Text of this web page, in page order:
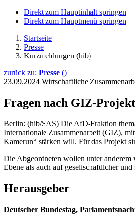
Direkt zum Hauptinhalt springen
Direkt zum Hauptmenü springen
Startseite
Presse
Kurzmeldungen (hib)
zurück zu: Presse ()
23.09.2024 Wirtschaftliche
Fragen nach GIZ-
Berlin: (hib/SAS) Die AfD-Fraktion
Internationale Zusammenarbeit (GIZ),
Kamerun“ stärken will. Für das Projekt
Die Abgeordneten wollen unter
Ebene als auch auf gesellschaftlicher
Herausgeber
Deutscher Bundestag,